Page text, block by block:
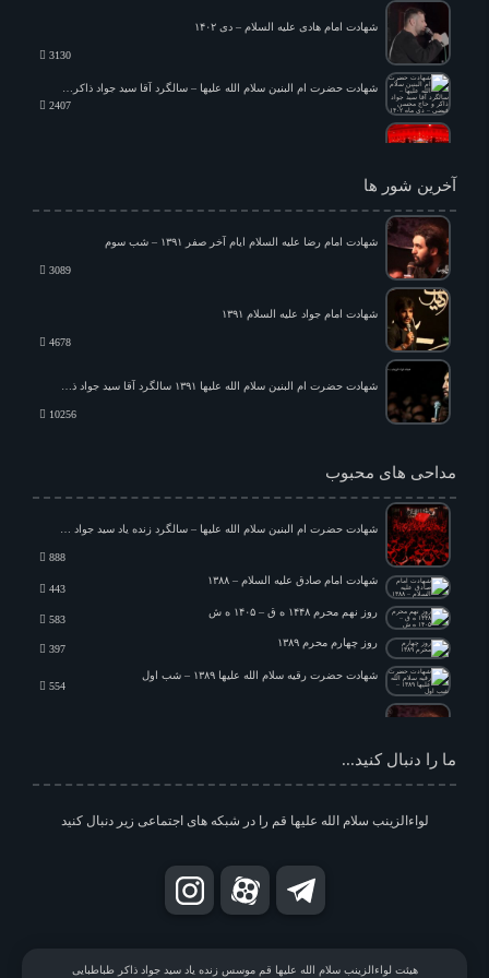
شهادت امام هادی علیه السلام – دی ۱۴۰۲
3130
2407
آخرین شور ها
شهادت امام رضا علیه السلام ایام آخر صفر ۱۳۹۱ – شب سوم
3089
شهادت امام جواد علیه السلام ۱۳۹۱
4678
10256
شهادت حضرت زهرا سلام الله علیها – فاطمیه دوم ۱۳۸۷
شهادت حضرت زهرا سلام الله علیها – فاطمیه اول ۱۳۸۷
شهادت امام صادق علیه السلام ۱۳۹۱
2466
مداحی های محبوب
888
شهادت امام صادق علیه السلام – ۱۳۸۸
443
روز نهم محرم ۱۴۴۸ ه ق – ۱۴۰۵ ه ش
583
روز چهارم محرم ۱۳۸۹
397
شهادت حضرت رقیه سلام الله علیها ۱۳۸۹ – شب اول
554
1596
شهادت حضرت معصومه سلام الله علیها ۱۳۹۰
ما را دنبال کنید...
لواءالزینب سلام الله علیها قم را در شبکه های اجتماعی زیر دنبال کنید
هیئت لواءالزینب سلام الله علیها قم موسس زنده یاد سید جواد ذاکر طباطبایی